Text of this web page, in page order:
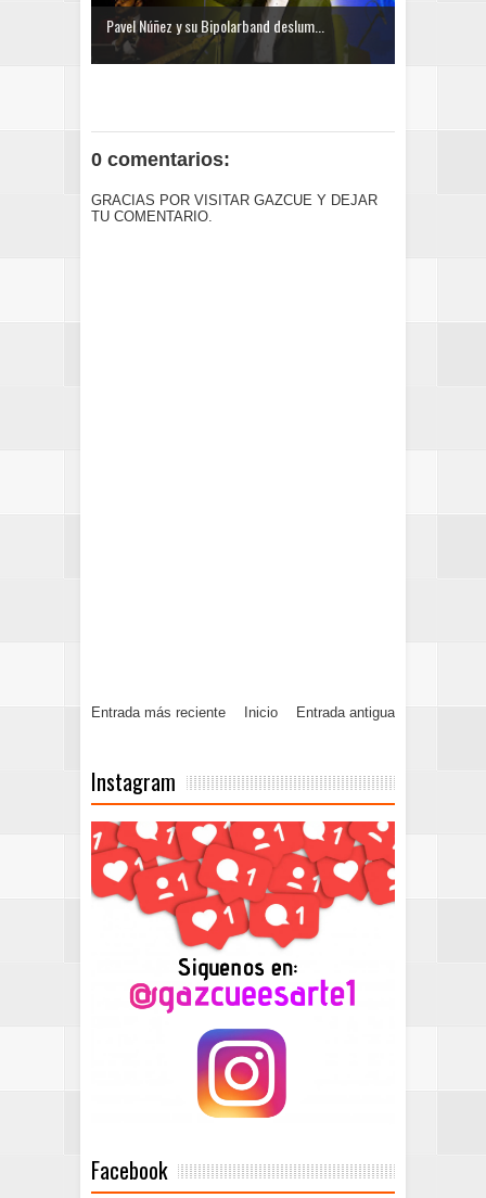
Pavel Núñez y su Bipolarband deslum...
0 comentarios:
GRACIAS POR VISITAR GAZCUE Y DEJAR
TU COMENTARIO.
Entrada más reciente Entrada antigua
Inicio
Instagram
Facebook